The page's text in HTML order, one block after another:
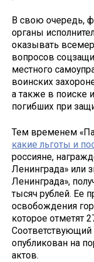
В свою очередь,
органы
оказывать
вопросов
местного
воинских
а также в поиске
погибших при
Тем временем
какие льготы и
россияне,
Ленинграда» или
Ленинграда»,
тысяч рублей. Ее
освобождения
которое отметят
Соответствующий
опубликован на
актов.